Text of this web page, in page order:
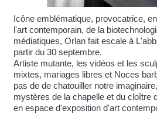
Icône emblématique, provocatrice, engagée, aux frontières de
l'art contemporain, de la
médiatiques, Orlan fait escale à
partir du 30 septembre.
Artiste mutante, les vidéos et les
mixtes, mariages libres et Noces
pas de de chatouiller notre
mystères de la chapelle et du cloître
en espace d'exposition d'art